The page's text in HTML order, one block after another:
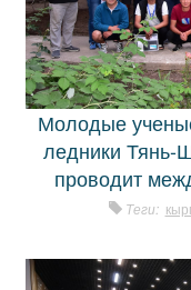
Молодые
ледники Тянь-
проводит
Теги: